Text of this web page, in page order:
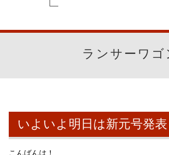
ランサーワゴ
いよいよ明日は新元号発表
こんばんは！